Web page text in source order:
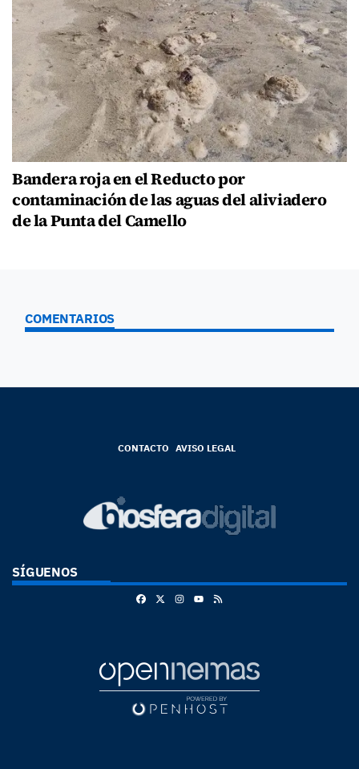
Bandera roja en el Reducto por
contaminación de las aguas del aliviadero
de la Punta del Camello
COMENTARIOS
CONTACTO AVISO LEGAL
SÍGUENOS
FacebookInstagram